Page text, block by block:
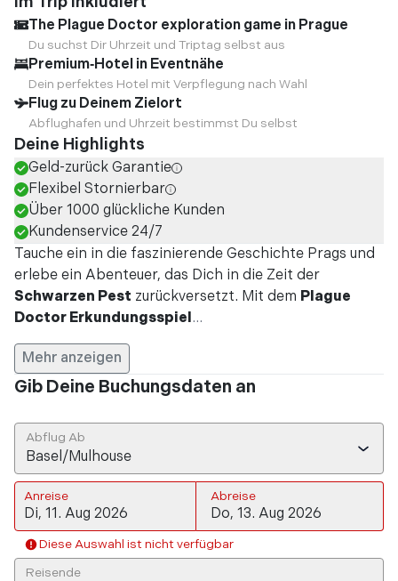
The Plague Doctor exploration game in Prague
Du suchst Dir Uhrzeit und Triptag selbst aus
Premium‑Hotel in Eventnähe
Dein perfektes Hotel mit Verpflegung nach Wahl
Flug zu Deinem Zielort
Abflughafen und Uhrzeit bestimmst Du selbst
Deine Highlights
Geld-zurück Garantie
Flexibel Stornierbar
Über 1000 glückliche Kunden
Kundenservice 24/7
Tauche ein in die faszinierende Geschichte Prags und
erlebe ein Abenteuer, das Dich in die Zeit der
Schwarzen Pest zurückversetzt. Mit dem Plague
Doctor Erkundungsspiel...
Mehr anzeigen
Gib Deine Buchungsdaten an
Abflug Ab
Basel/Mulhouse
Anreise Abreise
Diese Auswahl ist nicht verfügbar
Reisende